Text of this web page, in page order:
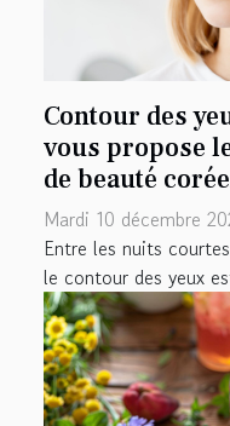
Contour des
vous propose
de beauté
Mardi 10 décembre
Entre les nuits
le contour des yeux